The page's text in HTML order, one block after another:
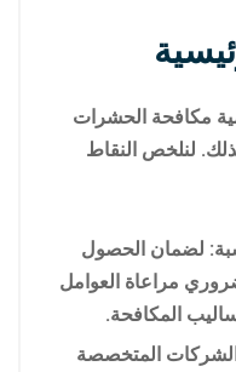
مكافحة الحشرات
لنلخص النقاط
لضمان الحصول
مراعاة العوامل
المكافحة.
الشركات المتخصصة